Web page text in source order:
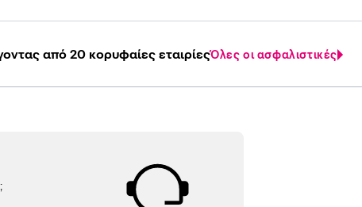
από 20 κορυφαίες εταιρίεςΌλες οι ασφαλιστικές